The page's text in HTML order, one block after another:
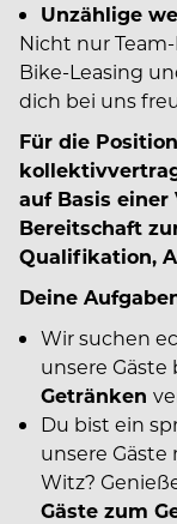
Unzählige
Nicht nur
Bike-Leasing
dich bei uns
Für die
auf Basis
Bereitschaft
Qualifikation,
Deine
Wir suchen
unsere Gäste
Getränken
Du bist ein
unsere
Witz?
Gäste zum